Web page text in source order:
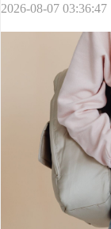
2026-08-07 03:36:47